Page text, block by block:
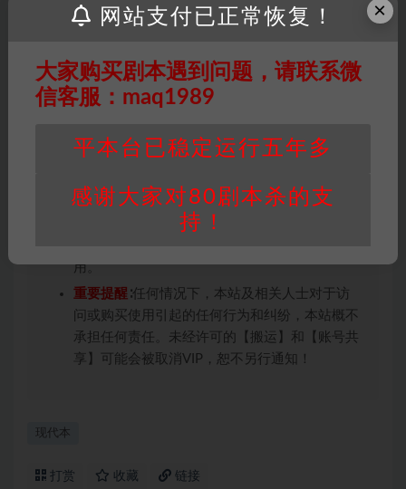
用于商业用途!任何人访问、浏览本站，购买或
条约约束，并遵守所有适用的法律法规。
版权归属：本站提供的任何剧本杀资源内容的版
权均属于机关版权或权利人。如有侵权，请发邮
448271243@qq.com，如若情况属实，我们将
积分说明∶剧本杀下载所需积分非剧本杀资源自
身价值，本站积分为本站收取的赞助费，用于本
用。
重要提醒 ∶任何情况下，本站及相关人士对于访
问或购买使用引起的任何行为和纠纷，本站概不
承担任何责任。未经许可的【搬运】和【账号共
享】可能会被取消VIP，恕不另行通知！
现代本
打赏 收藏 链接
×
网站支付已正常恢复！
大家购买剧本遇到问题，请联系微
信客服：maq1989
平本台已稳定运行五年多
感谢大家对80剧本杀的支
持！